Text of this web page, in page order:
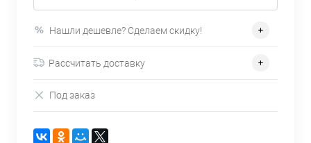
Нашли дешевле? Сделаем скидку!
Рассчитать доставку
Под заказ